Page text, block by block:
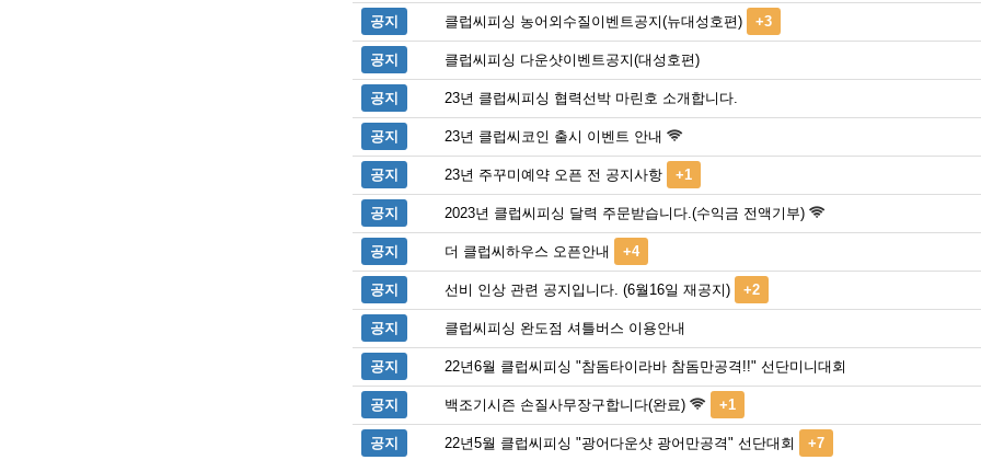
공지 클럽씨피싱 농어외수질이벤트공지(뉴대성호편) +3
공지 클럽씨피싱 다운샷이벤트공지(대성호편)
공지 23년 클럽씨피싱 협력선박 마린호 소개합니다.
공지 23년 클럽씨코인 출시 이벤트 안내
공지 23년 주꾸미예약 오픈 전 공지사항 +1
공지 2023년 클럽씨피싱 달력 주문받습니다.(수익금 전액기부)
공지 더 클럽씨하우스 오픈안내 +4
공지 선비 인상 관련 공지입니다. (6월16일 재공지) +2
공지 클럽씨피싱 완도점 셔틀버스 이용안내
공지 22년6월 클럽씨피싱 "참돔타이라바 참돔만공격!!" 선단미니대회
공지 백조기시즌 손질사무장구합니다(완료) +1
공지 22년5월 클럽씨피싱 "광어다운샷 광어만공격" 선단대회 +7